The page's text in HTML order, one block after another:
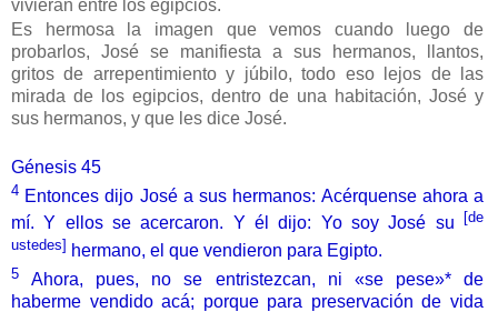
vivieran entre los egipcios.
Es hermosa la imagen que vemos cuando luego de
probarlos, José se manifiesta a sus hermanos, llantos,
gritos de arrepentimiento y júbilo, todo eso lejos de las
mirada de los egipcios, dentro de una habitación, José y
sus hermanos, y que les dice José.
Génesis 45
4 Entonces dijo José a sus hermanos: Acérquense ahora a
mí. Y ellos se acercaron. Y él dijo: Yo soy José su
[de
ustedes] hermano, el que vendieron para Egipto.
5
Ahora, pues, no se entristezcan, ni «se pese»* de
haberme vendido acá; porque para preservación de vida